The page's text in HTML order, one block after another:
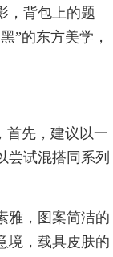
，背包上的题
”的东方美学，
首先，建议以一
尝试混搭同系列
雅，图案简洁的
境，载具皮肤的